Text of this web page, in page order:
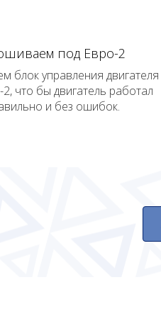
под Евро-2
блок управления двигателя
что бы двигатель работал
и без ошибок.